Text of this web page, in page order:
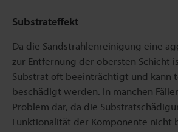
Substrateffekt
Da die Sandstrahlenreinigung eine
zur Entfernung der obersten Schicht
Substrat oft beeinträchtigt und kann
beschädigt werden. In manchen
Problem dar, da die
Funktionalität der Komponente nicht